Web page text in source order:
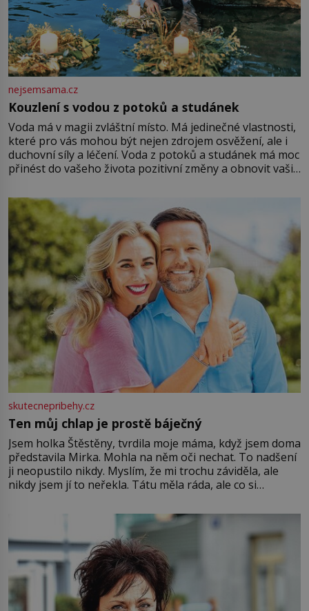
nejsemsama.cz
Kouzlení s vodou z potoků a studánek
Voda má v magii zvláštní místo. Má jedinečné vlastnosti,
které pro vás mohou být nejen zdrojem osvěžení, ale i
duchovní síly a léčení. Voda z potoků a studánek má moc
přinést do vašeho života pozitivní změny a obnovit vaši
můžete obohatit své rituály a přinést do svého života
větší harmonii a klid. Je důležité
skutecnepribehy.cz
Ten můj chlap je prostě báječný
Jsem holka Štěstěny, tvrdila moje máma, když jsem doma
představila Mirka. Mohla na něm oči nechat. To nadšení
ji neopustilo nikdy. Myslím, že mi trochu záviděla, ale
nikdy jsem jí to neřekla. Tátu měla ráda, ale co si
Jsme spolu moc rádi Tehdy byla jiná doba, když